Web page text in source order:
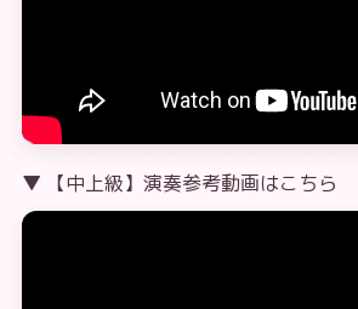
▼ 【中上級】演奏参考動画はこちら